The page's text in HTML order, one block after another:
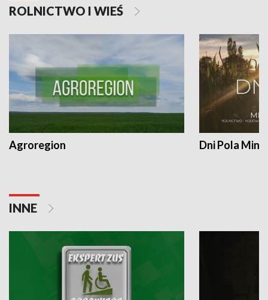
ROLNICTWO I WIEŚ
Agroregion Dni Pola
INNE